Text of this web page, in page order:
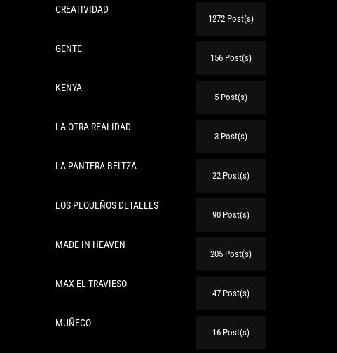
CREATIVIDAD
1272 Post(s)
GENTE
156 Post(s)
KENYA
5 Post(s)
LA OTRA REALIDAD
3 Post(s)
LA PANTERA BELTZA
22 Post(s)
LOS PEQUEÑOS DETALLES
90 Post(s)
MADE IN HEAVEN
205 Post(s)
MAX EL TRAVIESO
47 Post(s)
MUÑECO
16 Post(s)